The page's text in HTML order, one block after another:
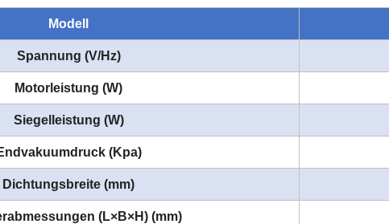
Modell
Spannung (V/Hz)
Motorleistung (W)
Siegelleistung (W)
(Kpa)
Dichtungsbreite (mm)
(L×B×H) (mm)